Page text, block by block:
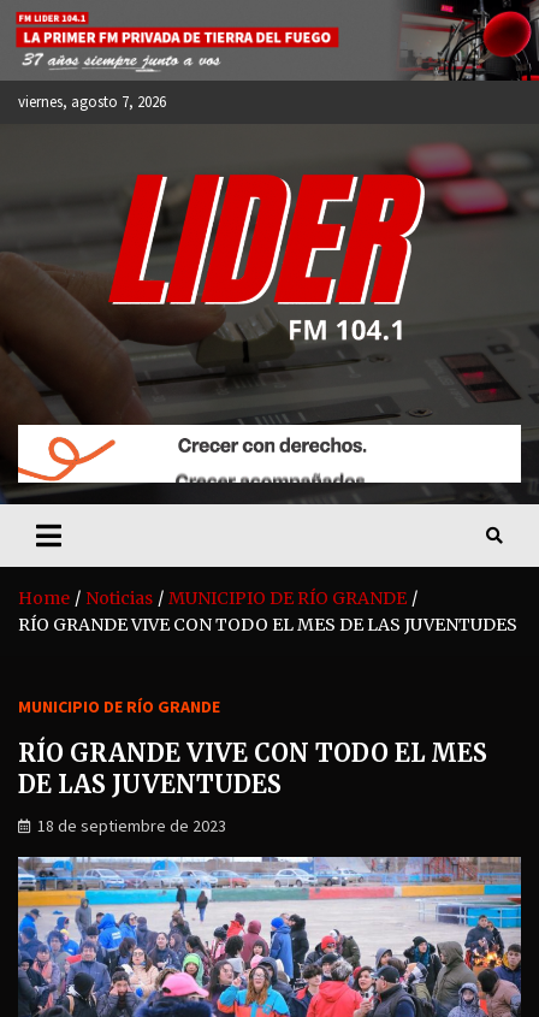
Skip
content
viernes, agosto 7, 2026
FM LIDER 104.1
Home Noticias
MUNICIPIO DE RÍO GRANDE
RÍO GRANDE VIVE CON TODO EL MES DE LAS JUVENTUDES
MUNICIPIO DE RÍO GRANDE
RÍO GRANDE VIVE CON TODO EL MES
DE LAS JUVENTUDES
18 de septiembre de 2023